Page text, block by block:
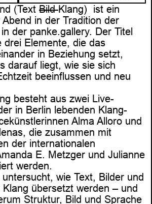
(Text BildKlang) ist ein
in der Tradition der
in der panke.gallery. Der Titel
drei Elemente, die das
in Beziehung setzt,
darauf liegt, wie sie sich
beeinflussen und neu
besteht aus zwei Live-
in Berlin lebenden Klang-
Alma Alloro und
die zusammen mit
der internationalen
E. Metzger und Julianne
werden.
wie Text, Bilder und
übersetzt werden – und
Struktur, Bild und Sprache